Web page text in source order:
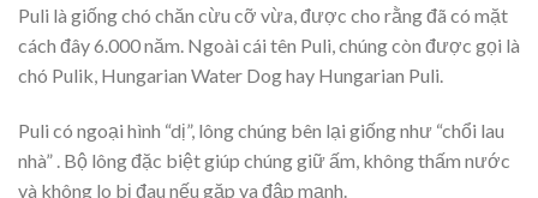
Puli là giống chó chăn cừu cỡ vừa, được cho rằng đã có mặt
cách đây 6.000 năm. Ngoài cái tên Puli, chúng còn được gọi là
chó Pulik, Hungarian Water Dog hay Hungarian Puli.
Puli có ngoại hình “dị”, lông chúng bên lại giống như “chổi lau
nhà” . Bộ lông đặc biệt giúp chúng giữ ấm, không thấm nước
và không lo bị đau nếu gặp va đập mạnh.